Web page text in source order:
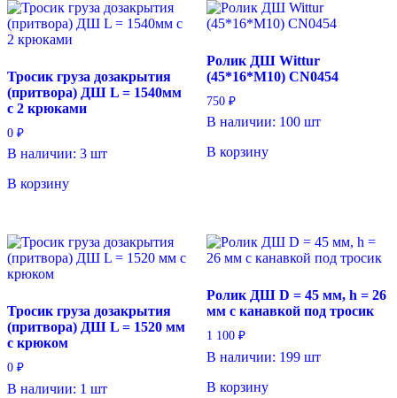
Тросик груза дозакрытия
(притвора) ДШ L = 1540мм
с 2 крюками
0 ₽
В наличии: 3 шт
В корзину
Ролик ДШ Wittur
(45*16*M10) CN0454
750 ₽
В наличии: 100 шт
В корзину
Тросик груза дозакрытия
(притвора) ДШ L = 1520 мм
с крюком
0 ₽
В наличии: 1 шт
Ролик ДШ D = 45 мм, h = 26
мм с канавкой под тросик
1 100 ₽
В наличии: 199 шт
В корзину